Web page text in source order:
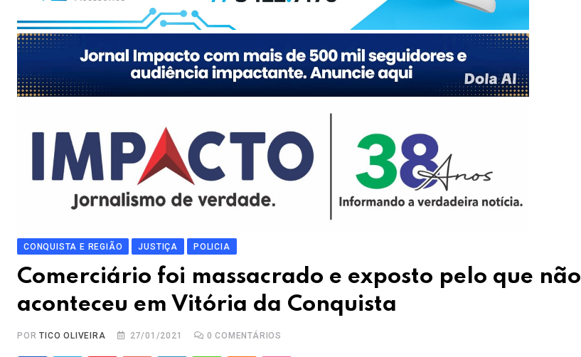
CONQUISTA E REGIÃO JUSTIÇA POLICIA
Comerciário foi massacrado e exposto pelo que não
aconteceu em Vitória da Conquista
PORTICO OLIVEIRA 27/01/2021 0 COMENTÁRIOS